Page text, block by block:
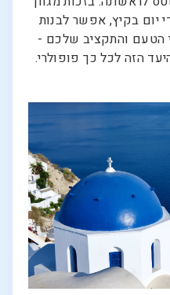
יום בקיץ, אפשר לבנות
הטעם והתקציב שלכם -
הזה לכל כך פופולרי.